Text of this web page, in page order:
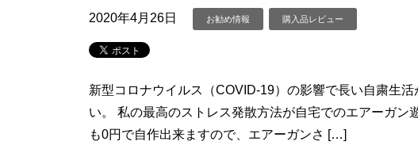
2020年4月26日 お勧め情報 購入品レビュー
新型コロナウイルス（COVID-19）の影響で長い自粛生
い。 私の最高のストレス発散方法が自宅でのエアーガン
も0円で自作出来ますので、エアーガンさ […]